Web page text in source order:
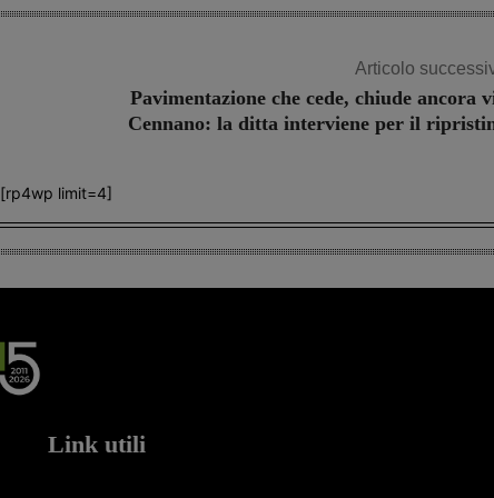
Articolo
Pavimentazione che cede, chiude ancora
Cennano: la ditta interviene per il
[rp4wp limit=4]
Link utili